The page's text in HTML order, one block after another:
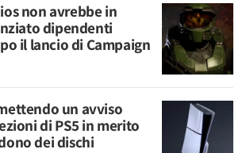
non avrebbe in
dipendenti
il lancio di Campaign
un avviso
di PS5 in merito
dei dischi